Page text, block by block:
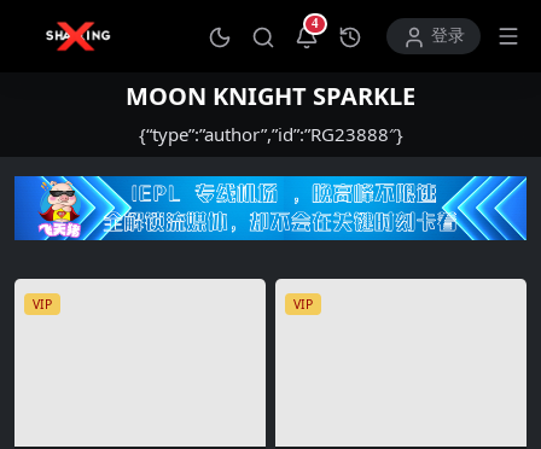
4
打开通知中心登录
MOON KNIGHT SPARKLE
{“type”:”author”,”id”:”RG23888″}
VIP VIP